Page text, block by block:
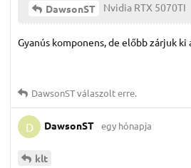
DawsonST Nvidia RTX 5070TI
Gyanús komponens, de előbb zárjuk
DawsonSTválaszolt erre.
D DawsonST egy hónapja
klt